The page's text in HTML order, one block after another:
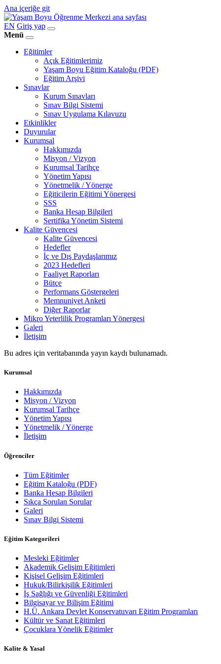
Ana içeriğe git
EN Giriş yap
Menü
Eğitimler
Açık Eğitimlerimiz
Yaşam Boyu Eğitim Kataloğu (PDF)
Eğitim Arşivi
Sınavlar
Kurum Sınavları
Sınav Bilgi Sistemi
Sınav Uygulama Kılavuzu
Etkinlikler
Duyurular
Kurumsal
Hakkımızda
Misyon / Vizyon
Kurumsal Tarihçe
Yönetim Yapısı
Yönetmelik / Yönerge
Eğiticilerin Eğitimi Yönergesi
SSS
Banka Hesap Bilgileri
Sertifika Yönetim Sistemi
Kalite Güvencesi
Kalite Güvencesi
Hedefler
İç ve Dış Paydaşlarımız
2023 Hedefleri
Faaliyet Raporları
Bütçe
Performans Göstergeleri
Memnuniyet Anketi
Diğer Raporlar
Mikro Yeterlilik Programları Yönergesi
Galeri
İletişim
Bu adres için veritabanında yayın kaydı bulunamadı.
Kurumsal
Hakkımızda
Misyon / Vizyon
Kurumsal Tarihçe
Yönetim Yapısı
Yönetmelik / Yönerge
İletişim
Öğrenciler
Tüm Eğitimler
Eğitim Kataloğu (PDF)
Banka Hesap Bilgileri
Sıkça Sorulan Sorular
Galeri
Sınav Bilgi Sistemi
Eğitim Kategorileri
Mesleki Eğitimler
Akademik Gelişim Eğitimleri
Kişisel Gelişim Eğitimleri
Hukuk/Bilirkişilik Eğitimleri
İş Sağlığı ve Güvenliği Eğitimleri
Bilgisayar ve Bilişim Eğitimi
H.Ü. Ankara Devlet Konservatuvarı Eğitim Programları
Kültür ve Sanat Eğitimleri
Çocuklara Yönelik Eğitimler
Kalite & Yasal